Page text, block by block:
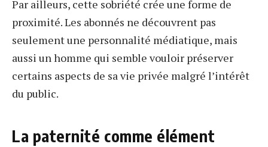
Par ailleurs, cette sobriété crée une forme de
proximité. Les abonnés ne découvrent pas
seulement une personnalité médiatique, mais
aussi un homme qui semble vouloir préserver
certains aspects de sa vie privée malgré l’intérêt
du public.
La paternité comme élément